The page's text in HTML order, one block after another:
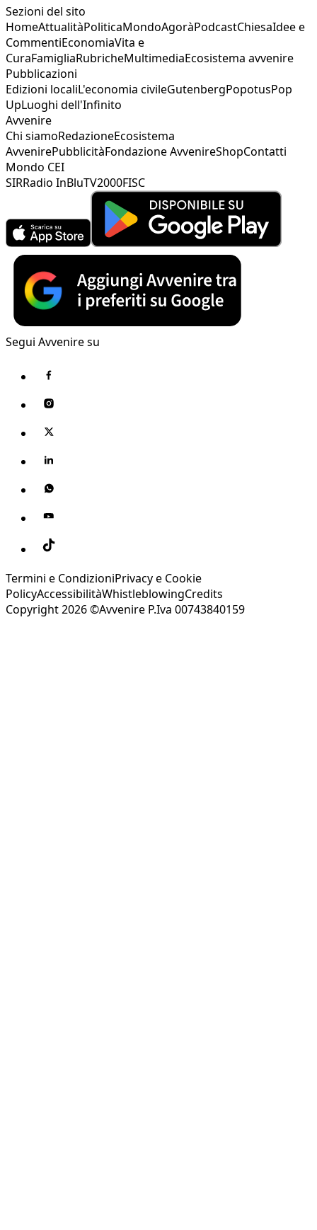
Sezioni del sito
HomeAttualitàPoliticaMondoAgoràPodcastChiesaIdee e
CommentiEconomiaVita e
CuraFamigliaRubricheMultimediaEcosistema avvenire
Pubblicazioni
Edizioni localiL'economia civileGutenbergPopotusPop
UpLuoghi dell'Infinito
Avvenire
Chi siamoRedazioneEcosistema
AvvenirePubblicitàFondazione AvvenireShopContatti
Mondo CEI
SIRRadio InBluTV2000FISC
Segui Avvenire su
Termini e CondizioniPrivacy e Cookie
PolicyAccessibilitàWhistleblowingCredits
Copyright 2026 ©Avvenire P.Iva 00743840159